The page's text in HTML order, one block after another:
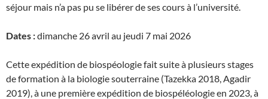
séjour mais n’a pas pu se libérer de ses cours à l’université.
Dates :dimanche 26 avril au jeudi 7 mai 2026
Cette expédition de biospéologie fait suite à plusieurs stages
de formation à la biologie souterraine (Tazekka 2018, Agadir
2019), à une première expédition de biospéléologie en 2023, à